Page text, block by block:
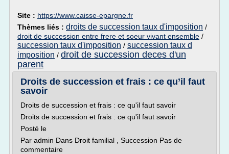
Site : https://www.caisse-epargne.fr
Thèmes liés : droits de succession taux d'imposition /
droit de succession entre frere et soeur vivant ensemble /
succession taux d'imposition / succession taux d
imposition / droit de succession deces d'un
parent
Droits de succession et frais : ce qu’il faut
savoir
Droits de succession et frais : ce qu'il faut savoir
Droits de succession et frais : ce qu'il faut savoir
Posté le
Par admin Dans Droit familial , Succession Pas de
commentaire